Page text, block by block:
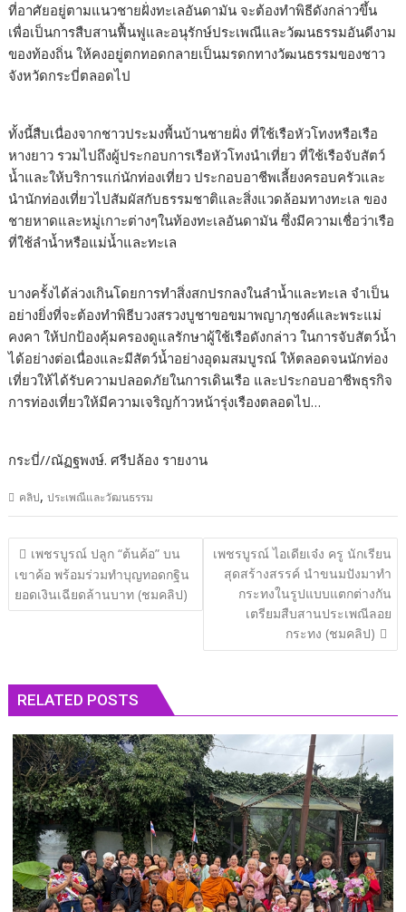
ที่อาศัยอยู่ตามแนวชายฝั่งทะเลอันดามัน จะต้องทำพิธีดังกล่าวขึ้น
เพื่อเป็นการสืบสานฟื้นฟูและอนุรักษ์ประเพณีและวัฒนธรรมอันดีงาม
ของท้องถิ่น ให้คงอยู่ตกทอดกลายเป็นมรดกทางวัฒนธรรมของชาว
จังหวัดกระบี่ตลอดไป
ทั้งนี้สืบเนื่องจากชาวประมงพื้นบ้านชายฝั่ง ที่ใช้เรือหัวโทงหรือเรือ
หางยาว รวมไปถึงผู้ประกอบการเรือหัวโทงนำเที่ยว ที่ใช้เรือจับสัตว์
น้ำและให้บริการแก่นักท่องเที่ยว ประกอบอาชีพเลี้ยงครอบครัวและ
นำนักท่องเที่ยวไปสัมผัสกับธรรมชาติและสิ่งแวดล้อมทางทะเล ของ
ชายหาดและหมู่เกาะต่างๆในท้องทะเลอันดามัน ซึ่งมีความเชื่อว่าเรือ
ที่ใช้ลำน้ำหรือแม่น้ำและทะเล
บางครั้งได้ล่วงเกินโดยการทำสิ่งสกปรกลงในลำน้ำและทะเล จำเป็น
อย่างยิ่งที่จะต้องทำพิธีบวงสรวงบูชาขอขมาพญาภุชงค์และพระแม่
คงคา ให้ปกป้องคุ้มครองดูแลรักษาผู้ใช้เรือดังกล่าว ในการจับสัตว์น้ำ
ได้อย่างต่อเนื่องและมีสัตว์น้ำอย่างอุดมสมบูรณ์ ให้ตลอดจนนักท่อง
เที่ยวให้ได้รับความปลอดภัยในการเดินเรือ และประกอบอาชีพธุรกิจ
การท่องเที่ยวให้มีความเจริญก้าวหน้ารุ่งเรืองตลอดไป…
กระบี่//ณัฏฐพงษ์. ศรีปล้อง รายงาน
คลิป,ประเพณีและวัฒนธรรม
แนะแนว
เรื่อง
เพชรบูรณ์ ปลูก “ต้นค้อ” บน
เขาค้อ พร้อมร่วมทำบุญทอดกฐิน
ยอดเงินเฉียดล้านบาท (ชมคลิป)
เพชรบูรณ์ ไอเดียเจ๋ง ครู นักเรียน
สุดสร้างสรรค์ นำขนมปังมาทำ
กระทงในรูปแบบแตกต่างกัน
เตรียมสืบสานประเพณีลอย
กระทง (ชมคลิป)
RELATED POSTS